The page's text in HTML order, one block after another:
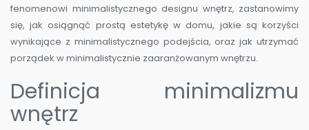
fenomenowi minimalistycznego designu wnętrz, zastanowimy
się, jak osiągnąć prostą estetykę w domu, jakie są korzyści
wynikające z minimalistycznego podejścia, oraz jak utrzymać
porządek w minimalistycznie zaaranżowanym wnętrzu.
Definicja minimalizmu
wnętrz